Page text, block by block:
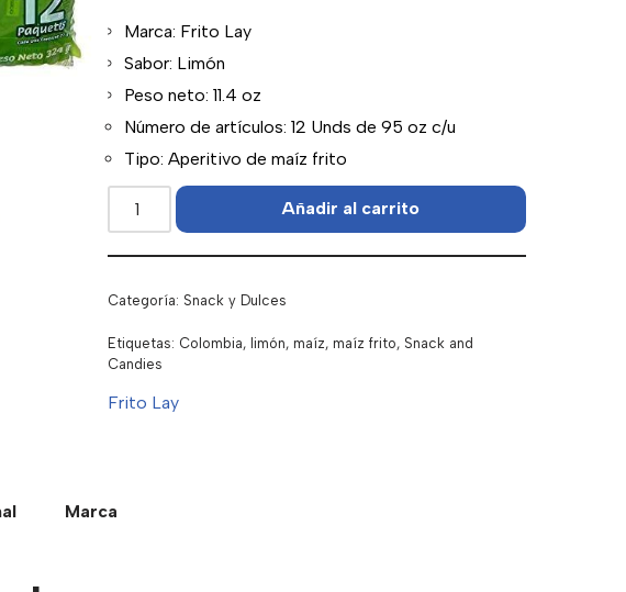
Marca: Frito Lay
Sabor: Limón
Peso neto: 11.4 oz
Número de artículos: 12 Unds de 95 oz c/u
Tipo: Aperitivo de maíz frito
Añadir al carrito
Categoría: Snack y Dulces
Etiquetas: Colombia, limón, maíz, maíz frito, Snack and
Candies
Frito Lay
Marca